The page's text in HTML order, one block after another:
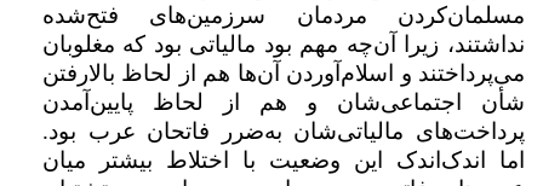
مسلمان‌کردن مردمان سرزمین‌های فتح‌شده
نداشتند، زیرا آن‌چه مهم بود مالیاتی بود که مغلوبان
می‌پرداختند و اسلام‌آوردن‌ آن‌ها هم از لحاظ بالارفتن
شأن اجتماعی‌شان و هم از لحاظ پایین‌آمدن
پرداخت‌های مالیاتی‌شان به‌ضرر فاتحان عرب بود.
اما اندک‌اندک این وضعیت با اختلاط بیشتر میان